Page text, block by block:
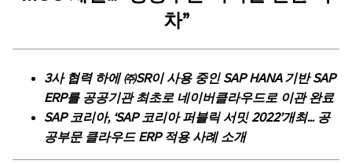
차”
3사 협력 하에 ㈜SR이 사용 중인 SAP HANA기반 SAP
ERP를 공공기관 최초로 네이버클라우드로 이관 완료
SAP 코리아, ‘SAP 코리아 퍼블릭 서밋2022’개최… 공
공부문 클라우드ERP 적용 사례 소개